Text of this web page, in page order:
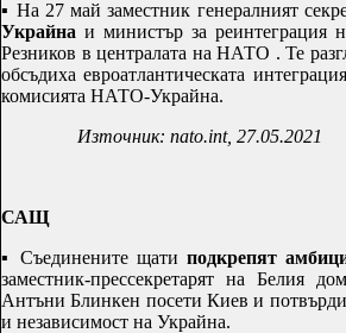
▪ На 27 май заместник генералният
Украйна и министър за реинтеграция
Резников в централата на НАТО . Те
обсъдиха евроатлантическата
комисията НАТО-Украйна.
Източник: nato.int, 27.05.2021
САЩ
▪ Съединените щатиподкрепят
заместник-прессекретарят на Белия
Антъни Блинкен посети Киев и потвърди
и независимост на Украйна.